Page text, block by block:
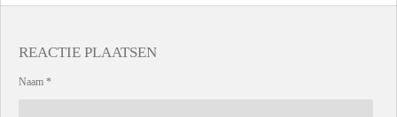
REACTIE PLAATSEN
Naam *